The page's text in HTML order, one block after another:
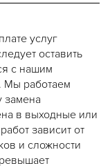
услуг
оставить
с нашим
Мы работаем
замена
в выходные или
зависит от
и сложности